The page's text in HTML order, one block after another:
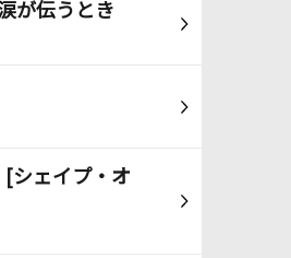
が伝うとき
ェイプ・オ